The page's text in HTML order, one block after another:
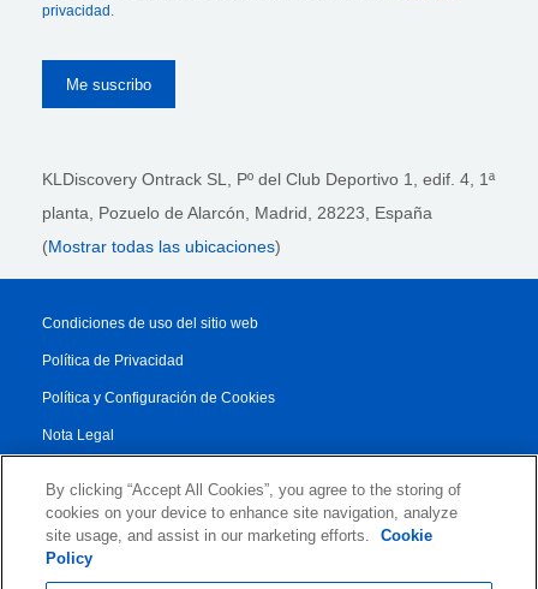
privacidad .
KLDiscovery Ontrack SL, Pº del Club Deportivo 1, edif. 4, 1ª
planta, Pozuelo de Alarcón, Madrid, 28223 , España
(Mostrar todas las ubicaciones)
Condiciones de uso del sitio web
Política de Privacidad
Política y Configuración de Cookies
Nota Legal
Condiciones Generales
Authorised Partner Agreement
By clicking “Accept All Cookies”, you agree to the storing of
cookies on your device to enhance site navigation, analyze
site usage, and assist in our marketing efforts.
Cookie
Policy